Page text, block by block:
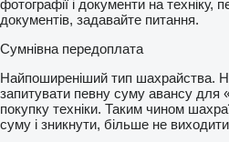
фотографії і документи на техніку,
документів, задавайте питання.
Сумнівна передоплата
Найпоширеніший тип шахрайства.
запитувати певну суму авансу для
покупку техніки. Таким чином
суму і зникнути, більше не